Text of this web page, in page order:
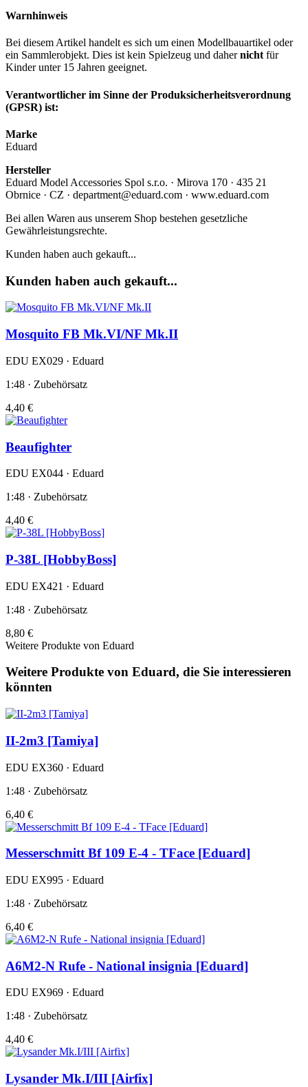
Warnhinweis
Bei diesem Artikel handelt es sich um einen Modellbauartikel oder
ein Sammlerobjekt. Dies ist kein Spielzeug und dahernicht für
Kinder unter 15 Jahren geeignet.
Verantwortlicher im Sinne der Produksicherheitsverordnung
(GPSR) ist:
Marke
Eduard
Hersteller
Eduard Model Accessories Spol s.r.o. · Mirova 170 · 435 21
Obrnice · CZ · department@eduard.com · www.eduard.com
Bei allen Waren aus unserem Shop bestehen gesetzliche
Gewährleistungsrechte.
Kunden haben auch gekauft...
Kunden haben auch gekauft...
Mosquito FB Mk.VI/NF Mk.II
EDU EX029 · Eduard
1:48 · Zubehörsatz
4,40 €
Beaufighter
EDU EX044 · Eduard
1:48 · Zubehörsatz
4,40 €
P-38L [HobbyBoss]
EDU EX421 · Eduard
1:48 · Zubehörsatz
8,80 €
Weitere Produkte von Eduard
Weitere Produkte von Eduard, die Sie interessieren
könnten
II-2m3 [Tamiya]
EDU EX360 · Eduard
1:48 · Zubehörsatz
6,40 €
Messerschmitt Bf 109 E-4 - TFace [Eduard]
EDU EX995 · Eduard
1:48 · Zubehörsatz
6,40 €
A6M2-N Rufe - National insignia [Eduard]
EDU EX969 · Eduard
1:48 · Zubehörsatz
4,40 €
Lysander Mk.I/III [Airfix]